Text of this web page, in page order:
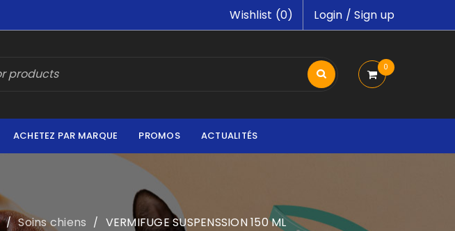
Login /Sign up
Wishlist (0)
0
ACHETEZ PAR MARQUE PROMOS ACTUALITÉS
/ Soins chiens / VERMIFUGE SUSPENSSION 150 ML